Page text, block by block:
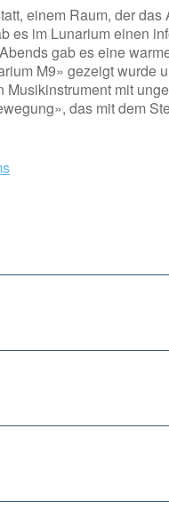
einem Raum, der
es im Lunarium einen
gab es eine
M9» gezeigt wurde
mit
das mit dem